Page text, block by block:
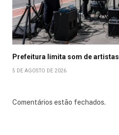
Prefeitura limita som de
5 DE AGOSTO DE 2026
Comentários estão fechados.